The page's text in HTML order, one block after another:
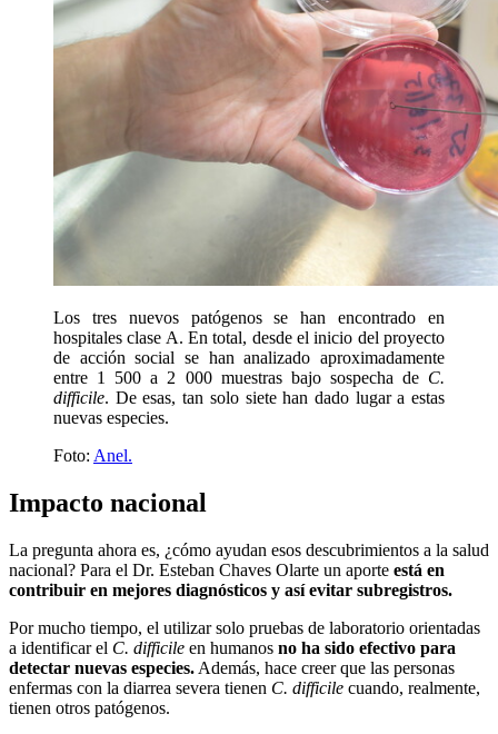
Los tres nuevos patógenos se han encontrado en
hospitales clase A. En total, desde el inicio del proyecto
de acción social se han analizado aproximadamente
entre 1 500 a 2 000 muestras bajo sospecha de C.
difficile. De esas, tan solo siete han dado lugar a estas
nuevas especies.
Foto: Anel.
Impacto nacional
La pregunta ahora es, ¿cómo ayudan esos descubrimientos a la salud
nacional? Para el Dr. Esteban Chaves Olarte un aporte está en
contribuir en mejores diagnósticos y así evitar subregistros.
Por mucho tiempo, el utilizar solo pruebas de laboratorio orientadas
a identificarel C. difficile en humanos no ha sido efectivo para
detectar nuevas especies. Además, hace creer que las personas
enfermas con la diarrea severa tienen C. difficile cuando, realmente,
tienen otros patógenos.